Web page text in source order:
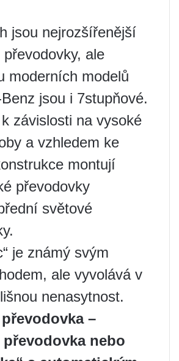
jsou nejrozšířenější
ale
moderních modelů
jsou i 7stupňové.
závislosti na vysoké
a vzhledem ke
montují
převodovky
světové
je známý svým
ale vyvolává v
nenasytnost.
–
nebo